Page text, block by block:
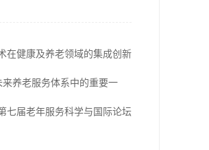
在健康及养老领域的集成创新
养老服务体系中的重要一
七届老年服务科学与国际论坛